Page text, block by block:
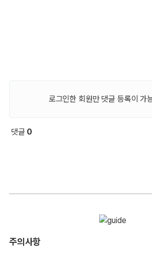
로그인한 회원만 댓글 등록이 가
댓글 0
주의사항